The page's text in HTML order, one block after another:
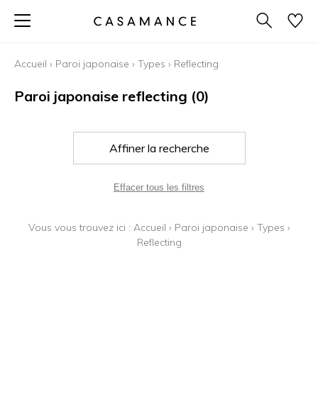
Accueil › Paroi japonaise › Types › Reflecting
Paroi japonaise reflecting (0)
Affiner la recherche
Effacer tous les filtres
Vous vous trouvez ici : Accueil › Paroi japonaise › Types ›
Reflecting